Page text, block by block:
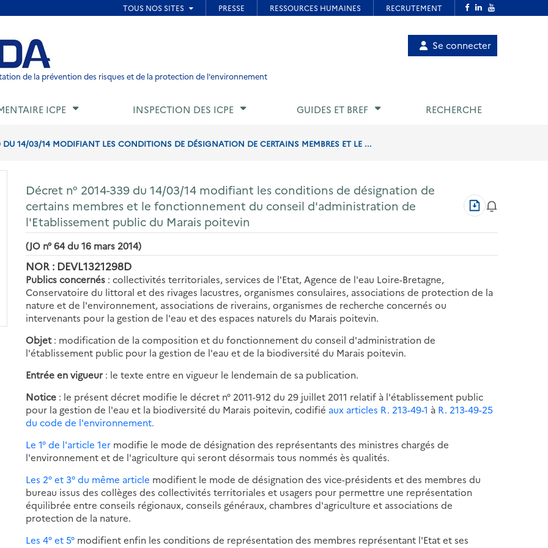
de page
de la prévention des risques et de la protection de l'environnement
Menu
utilisateur
Se connecter
ICPE INSPECTION DES ICPE GUIDES ET BREF RECHERCHE
DU 14/03/14 MODIFIANT LES CONDITIONS DE DÉSIGNATION DE CERTAINS MEMBRES ET LE ...
Décret n° 2014-339 du 14/03/14 modifiant les conditions de désignation de
certains membres et le fonctionnement du conseil d'administration de
l'Etablissement public du Marais poitevin
Télécharger
au
(JO n° 64 du 16 mars 2014)
NOR : DEVL1321298D
Publics concernés : collectivités territoriales, services de l'Etat, Agence de l'eau Loire-Bretagne,
Conservatoire du littoral et des rivages lacustres, organismes consulaires, associations de protection de la
nature et de l'environnement, associations de riverains, organismes de recherche concernés ou
intervenants pour la gestion de l'eau et des espaces naturels du Marais poitevin.
Objet: modification de la composition et du fonctionnement du conseil d'administration de
l'établissement public pour la gestion de l'eau et de la biodiversité du Marais poitevin.
Entrée en vigueur : le texte entre en vigueur le lendemain de sa publication.
Notice : le présent décret modifie le décret n° 2011-912 du 29 juillet 2011 relatif à l'établissement public
pour la gestion de l'eau et la biodiversité du Marais poitevin, codifié aux articles R. 213-49-1 à R. 213-49-25
du code de l'environnement.
Le 1° de l'article 1er modifie le mode de désignation des représentants des ministres chargés de
l'environnement et de l'agriculture qui seront désormais tous nommés ès qualités.
Les 2° et 3° du même article modifient le mode de désignation des vice-présidents et des membres du
bureau issus des collèges des collectivités territoriales et usagers pour permettre une représentation
équilibrée entre conseils régionaux, conseils généraux, chambres d'agriculture et associations de
protection de la nature.
Les 4° et 5° modifient enfin les conditions de représentation des membres représentant l'Etat et ses